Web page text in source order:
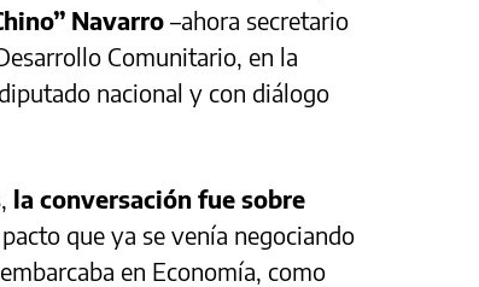
Navarro –ahora secretario
Comunitario, en la
nacional y con diálogo
la conversación fue sobre
que ya se venía negociando
en Economía, como